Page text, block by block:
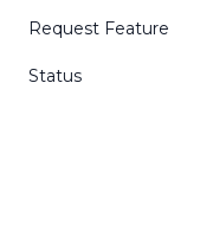
Request Feature
Status